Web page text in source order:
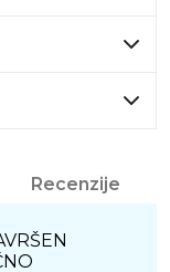
Recenzije